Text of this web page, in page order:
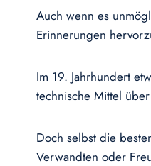
Auch wenn es
Erinnerungen
Im 19. Jahrhundert
technische Mittel
Doch selbst die
Verwandten oder